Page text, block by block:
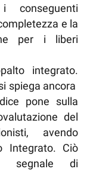
conseguenti
e la
per i liberi
integrato.
spiega ancora
pone sulla
del
avendo
Integrato. Ciò
segnale di